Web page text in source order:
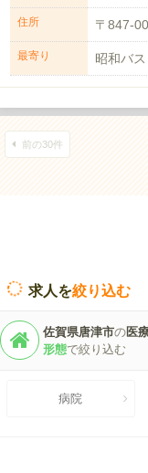
住所 〒847-
最寄り
前の30件
求人を絞り込む
佐賀県唐津市の医
形態で絞り込む
病院